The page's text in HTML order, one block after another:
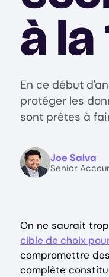
à la
En ce début
protéger les
sont prêtes à
ImageJoe Salva
Senior
On ne saurait
cible de choix
compromettre
complète